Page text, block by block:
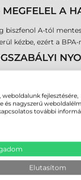
A
biszfenol A-tól
kézbe, ezért a
nyomtatva
érkezik, ami
jelent,
forrásból
fejlesztésére,
és nagyszerű
további
Elutasítom